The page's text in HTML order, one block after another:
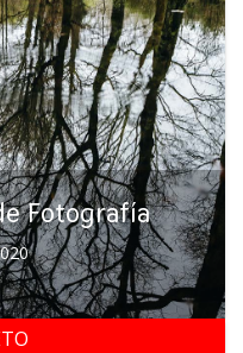
Fotografía